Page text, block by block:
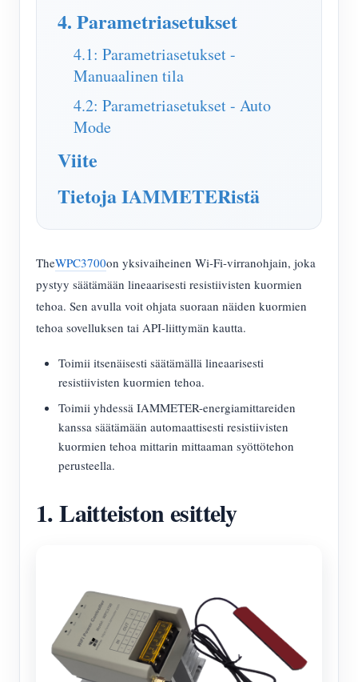
Tehdasenergian valvonta
Tuotteen pika-aloitus
Asiakirja
Opetusvideo
FAQ
Uutiset
Blogit
Yhteisö
Kehittäjä
Tutkia
Palkinto-ohjelma
Ottaa yhteyttä
Meistä
4. Parametriasetukset
4.1: Parametriasetukset -
Manuaalinen tila
4.2: Parametriasetukset - Auto
Mode
Viite
Tietoja IAMMETERistä
TheWPC3700on yksivaiheinen Wi-Fi-virranohjain, joka
pystyy säätämään lineaarisesti resistiivisten kuormien
tehoa. Sen avulla voit ohjata suoraan näiden kuormien
tehoa sovelluksen tai API-liittymän kautta.
Toimii itsenäisesti säätämällä lineaarisesti
resistiivisten kuormien tehoa.
Toimii yhdessä IAMMETER-energiamittareiden
kanssa säätämään automaattisesti resistiivisten
kuormien tehoa mittarin mittaaman syöttötehon
perusteella.
1. Laitteiston esittely